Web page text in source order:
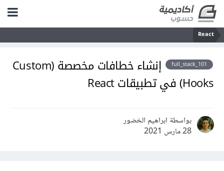
React
full_stack_101
إنشاء خطافات مخصصة (Custom
Hooks) في تطبيقات React
بواسطة ابراهيم الخضور
28 مارس 2021